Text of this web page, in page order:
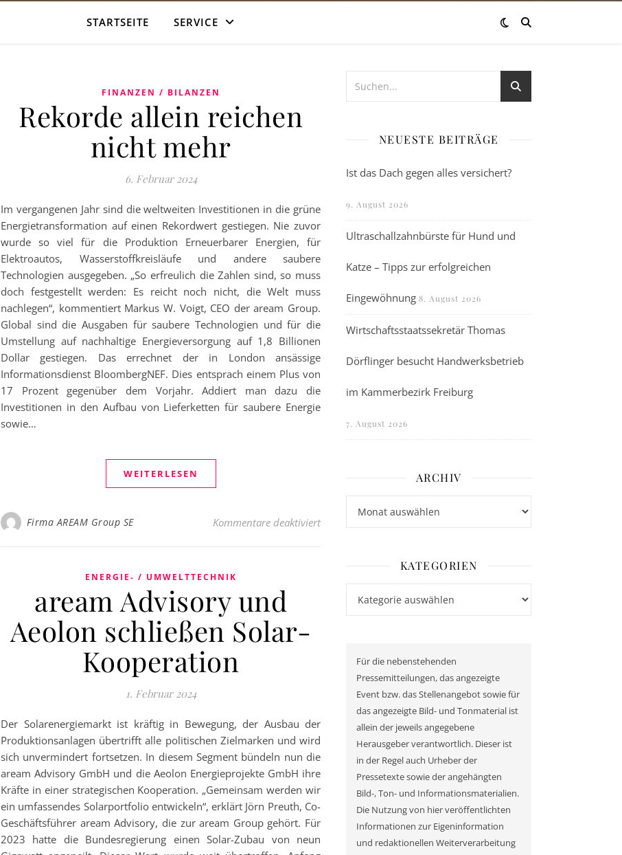
STARTSEITE SERVICE
FINANZEN / BILANZEN
Rekorde allein reichen
nicht mehr
6. Februar 2024
Im vergangenen Jahr sind die weltweiten Investitionen in die grüne
Energietransformation auf einen Rekordwert gestiegen. Nie zuvor
wurde so viel für die Produktion Erneuerbarer Energien, für
Elektroautos, Wasserstoffkreisläufe und andere saubere
Technologien ausgegeben. „So erfreulich die Zahlen sind, so muss
doch festgestellt werden: Es reicht noch nicht, die Welt muss
nachlegen“, kommentiert Markus W. Voigt, CEO der aream Group.
Global sind die Ausgaben für saubere Technologien und für die
Umstellung auf nachhaltige Energieversorgung auf 1,8 Billionen
Dollar gestiegen. Das errechnet der in London ansässige
Informationsdienst BloombergNEF. Dies entsprach einem Plus von
17 Prozent gegenüber dem Vorjahr. Addiert man dazu die
Investitionen in den Aufbau von Lieferketten für saubere Energie
sowie…
WEITERLESEN
Firma AREAM Group SE Kommentare deaktiviertfür Rekorde allein reichen nicht mehr
ENERGIE- / UMWELTTECHNIK
aream Advisory und
Aeolon schließen Solar-
Kooperation
1. Februar 2024
Der Solarenergiemarkt ist kräftig in Bewegung, der Ausbau der
Produktionsanlagen übertrifft alle politischen Zielmarken und wird
sich unvermindert fortsetzen. In diesem Segment bündeln nun die
aream Advisory GmbH und die Aeolon Energieprojekte GmbH ihre
Kräfte in einer strategischen Kooperation. „Gemeinsam werden wir
ein umfassendes Solarportfolio entwickeln“, erklärt Jörn Preuth, Co-
Geschäftsführer aream Advisory, die zur aream Group gehört. Für
2023 hatte die Bundesregierung einen Solar-Zubau von neun
NEUESTE BEITRÄGE
Ist das Dach gegen alles versichert?
9. August 2026
Ultraschallzahnbürste für Hund und
Katze – Tipps zur erfolgreichen
Eingewöhnung 8. August 2026
Wirtschaftsstaatssekretär Thomas
Dörflinger besucht Handwerksbetrieb
im Kammerbezirk Freiburg
7. August 2026
ARCHIV
KATEGORIEN
Für die nebenstehenden
Pressemitteilungen, das angezeigte
Event bzw. das Stellenangebot sowie für
das angezeigte Bild- und Tonmaterial ist
allein der jeweils angegebene
Herausgeber verantwortlich. Dieser ist
in der Regel auch Urheber der
Pressetexte sowie der angehängten
Bild-, Ton- und Informationsmaterialien.
Die Nutzung von hier veröffentlichten
Informationen zur Eigeninformation
und redaktionellen Weiterverarbeitung